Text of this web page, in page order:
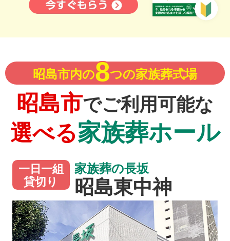
昭島市内の8つの家族葬式場
昭島市でご利用可能な
選べる家族葬ホール
一日一組
貸切り
家族葬の長坂
昭島東中神